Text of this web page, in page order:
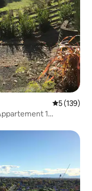
Évaluation
5 (139)
1